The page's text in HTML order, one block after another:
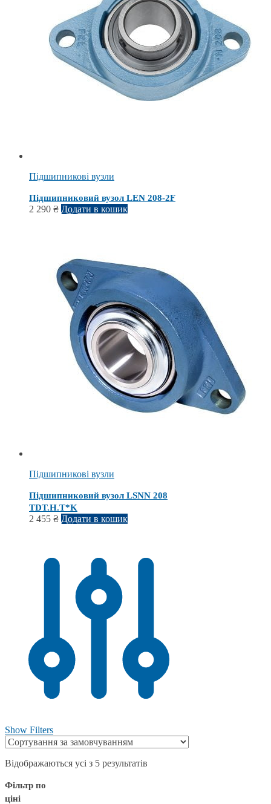
Підшипникові вузли
Підшипниковий вузол LEN 208-2F
2 290 ₴ Додати в кошик
Підшипникові вузли
Підшипниковий вузол LSNN 208
TDT.H.T*K
2 455 ₴ Додати в кошик
Show Filters
Відображаються усі з 5 результатів
Фільтр по
ціні